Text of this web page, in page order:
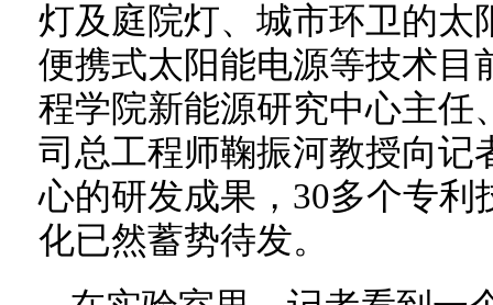
灯及庭院灯、城市环卫的太
便携式太阳能电源等技术目
程学院新能源研究中心主任
司总工程师鞠振河教授向记
心的研发成果，30多个专
化已然蓄势待发。